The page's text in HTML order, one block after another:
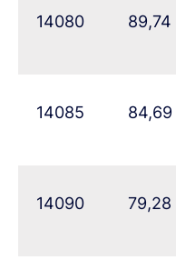
14080 89,74
14085 84,69
14090 79,28